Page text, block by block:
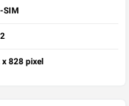
SIM
x 828 pixel